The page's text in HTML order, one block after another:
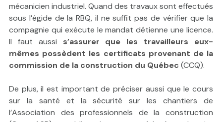
mécanicien industriel. Quand des travaux sont effectués
sous l’égide de la RBQ, il ne suffit pas de vérifier que la
compagnie qui exécute le mandat détienne une licence.
Il faut aussi s’assurer que les travailleurs eux-
mêmes possèdent les certificats provenant de la
commission de la construction du Québec (CCQ).
De plus, il est important de préciser aussi que le cours
sur la santé et la sécurité sur les chantiers de
l’Association des professionnels de la construction